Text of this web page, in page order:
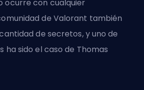
ocurre con cualquier
de Valorant también
de secretos, y uno de
ha sido el caso de Thomas